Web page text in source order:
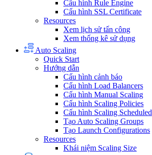
Cấu hình Rule Engine
Cấu hình SSL Certificate
Resources
Xem lịch sử tấn công
Xem thống kê sử dụng
Auto Scaling
Quick Start
Hướng dẫn
Cấu hình cảnh báo
Cấu hình Load Balancers
Cấu hình Manual Scaling
Cấu hình Scaling Policies
Cấu hình Scaling Scheduled
Tạo Auto Scaling Groups
Tạo Launch Configurations
Resources
Khái niệm Scaling Size